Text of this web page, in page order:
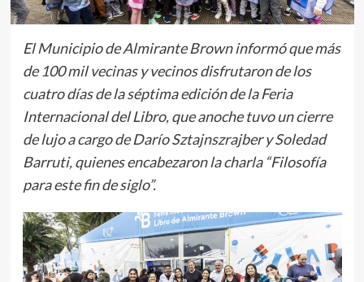
El Municipio de Almirante Brown informó que más
de 100 mil vecinas y vecinos disfrutaron de los
cuatro días de la séptima edición de la Feria
Internacional del Libro, que anoche tuvo un cierre
de lujo a cargo de Darío Sztajnszrajber y Soledad
Barruti, quienes encabezaron la charla “Filosofía
para este fin de siglo”.